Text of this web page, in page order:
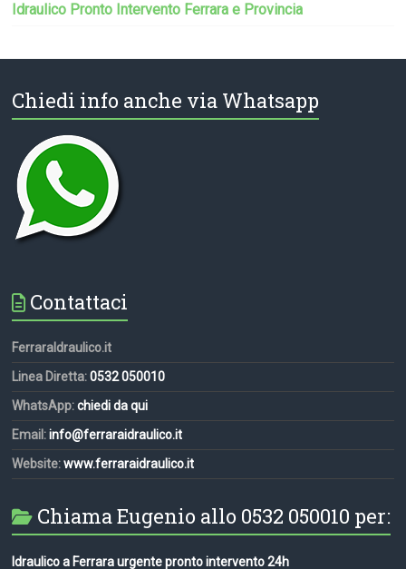
Idraulico Pronto Intervento Ferrara e Provincia
Chiedi info anche via Whatsapp
Contattaci
FerraraIdraulico.it
Linea Diretta:0532 050010
WhatsApp:chiedi da qui
Email:info@ferraraidraulico.it
Website:www.ferraraidraulico.it
Chiama Eugenio allo 0532 050010 per:
Idraulico a Ferrara urgente pronto intervento 24h